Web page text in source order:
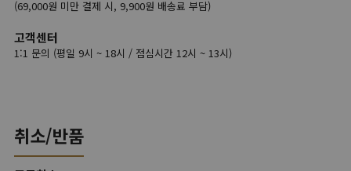
(69,000원 미만 결제 시, 9,900원 배송료 부담)
고객센터
1:1 문의 (평일 9시 ~ 18시 / 점심시간 12시 ~ 13시)
취소/반품